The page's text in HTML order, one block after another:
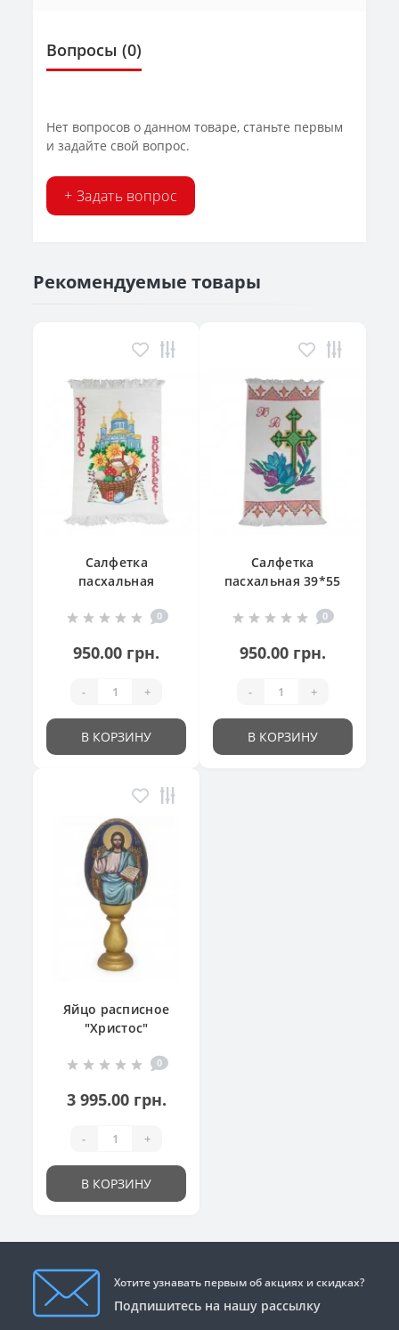
Вопросы (0)
Нет вопросов о данном товаре, станьте первым
и задайте свой вопрос.
+ Задать вопрос
Рекомендуемые товары
Салфетка
пасхальная
кошик"
0
950.00 грн.
- +
В КОРЗИНУ
Салфетка
пасхальная 39*55
0
950.00 грн.
- +
В КОРЗИНУ
Яйцо расписное
"Христос"
0
3 995.00 грн.
- +
В КОРЗИНУ
Хотите узнавать первым об акциях и скидках?
Подпишитесь на нашу рассылку